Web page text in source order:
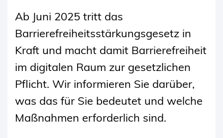
Ab Juni 2025 tritt das
Barrierefreiheitsstärkungsgesetz in
Kraft und macht damit Barrierefreiheit
im digitalen Raum zur gesetzlichen
Pflicht. Wir informieren Sie darüber,
was das für Sie bedeutet und welche
Maßnahmen erforderlich sind.